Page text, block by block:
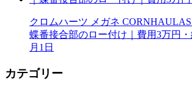
クロムハーツ メガネ
蝶番接合部のロー付け｜費用3万円
月1日
カテゴリー